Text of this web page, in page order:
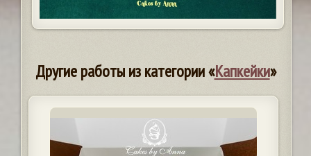
Другие работы из категории «Капкейки»